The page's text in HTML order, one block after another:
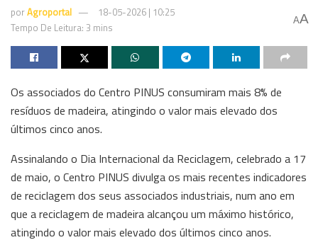
porAgroportal
18-05-2026 | 10:25
Tempo De Leitura: 3 mins
AA
Os associados do Centro PINUS consumiram mais 8% de
resíduos de madeira, atingindo o valor mais elevado dos
últimos cinco anos.
Assinalando o Dia Internacional da Reciclagem, celebrado a 17
de maio, o Centro PINUS divulga os mais recentes indicadores
de reciclagem dos seus associados industriais, num ano em
que a reciclagem de madeira alcançou um máximo histórico,
atingindo o valor mais elevado dos últimos cinco anos.